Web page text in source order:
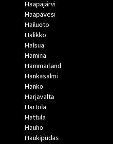
Haapajärvi
Haapavesi
Hailuoto
Halikko
Halsua
Hamina
Hammarland
Hankasalmi
Hanko
Harjavalta
Hartola
Hattula
Hauho
Haukipudas